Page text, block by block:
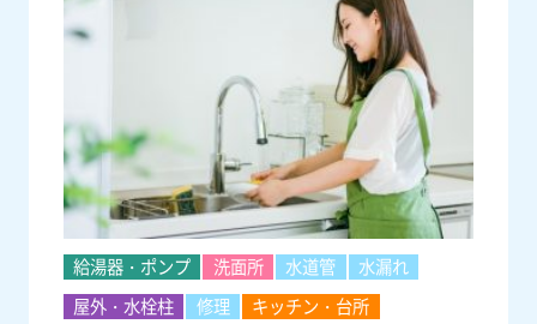
給湯器・ポンプ 洗面所 水道管
水漏れ
屋外・水栓柱
修理
キッチン・台所